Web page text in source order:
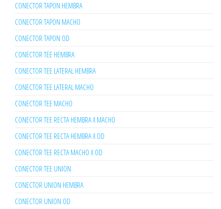
CONECTOR TAPON HEMBRA
CONECTOR TAPON MACHO
CONECTOR TAPON OD
CONECTOR TEE HEMBRA
CONECTOR TEE LATERAL HEMBRA
CONECTOR TEE LATERAL MACHO
CONECTOR TEE MACHO
CONECTOR TEE RECTA HEMBRA X MACHO
CONECTOR TEE RECTA HEMBRA X OD
CONECTOR TEE RECTA MACHO X OD
CONECTOR TEE UNION
CONECTOR UNION HEMBRA
CONECTOR UNION OD